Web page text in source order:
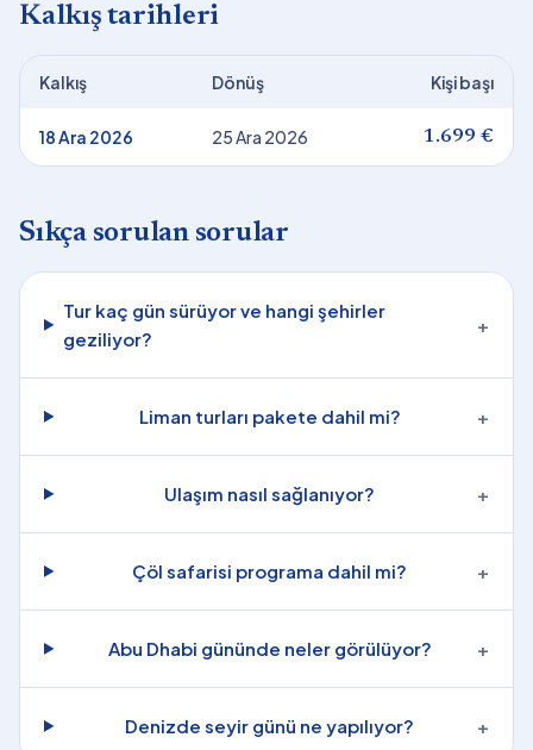
Kalkış tarihleri
Kalkış Dönüş Kişi başı
18 Ara 2026 25 Ara 2026 1.699 €
Sıkça sorulan sorular
Tur kaç gün sürüyor ve hangi şehirler
geziliyor?
+
Liman turları pakete dahil mi? +
Ulaşım nasıl sağlanıyor? +
Çöl safarisi programa dahil mi? +
Abu Dhabi gününde neler görülüyor? +
Denizde seyir günü ne yapılıyor? +